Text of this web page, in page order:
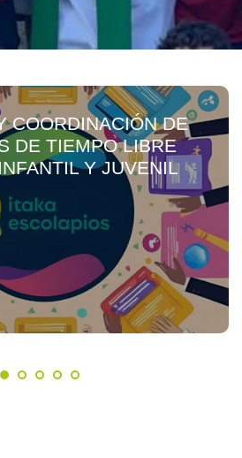
COORDINACIÓN DE
DE TIEMPO LIBRE
Y JUVENIL